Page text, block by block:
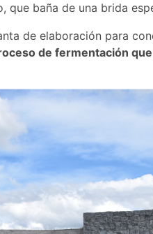
que baña de una brida
de elaboración para
de fermentación